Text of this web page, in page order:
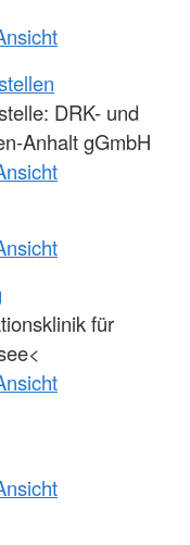
DRK- und
Anhalt gGmbH
für